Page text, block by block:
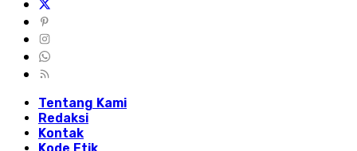
Tentang Kami
Redaksi
Kontak